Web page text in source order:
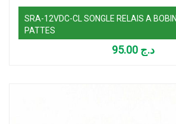
SRA-12VDC-CL SONGLE RELAIS A
PATTES
د.ج